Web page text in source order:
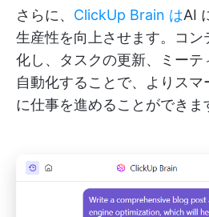
さらに、 ClickUp Brain はAI
生産性を向上させます。コ
化し、タスクの更新、ミーテ
自動化することで、よりス
に仕事を進めることができま